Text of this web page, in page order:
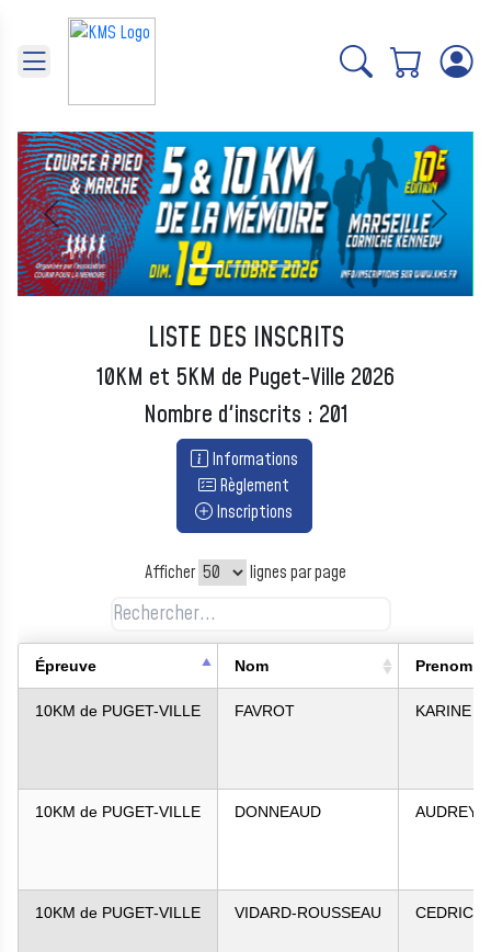
Précédent Suivant
LISTE DES INSCRITS
10KM et 5KM de Puget-Ville 2026
Nombre d'inscrits : 201
Informations
Règlement
Inscriptions
Afficher lignes par page
Épreuve Nom Prenom
10KM de PUGET-VILLE FAVROT KARINE
10KM de PUGET-VILLE DONNEAUD AUDREY
10KM de PUGET-VILLE VIDARD-ROUSSEAU CEDRIC
Panneau de gestion des cookies